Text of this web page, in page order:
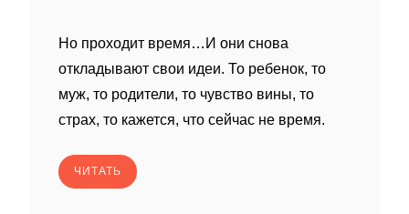
Но проходит время…И они снова
откладывают свои идеи. То ребенок, то
муж, то родители, то чувство вины, то
страх, то кажется, что сейчас не время.
ЧИТАТЬ